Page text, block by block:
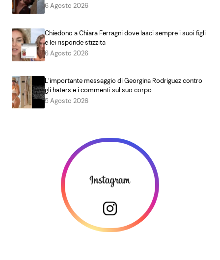
6 Agosto 2026
Chiedono a Chiara Ferragni dove lasci sempre i suoi figli
e lei risponde stizzita
6 Agosto 2026
L’importante messaggio di Georgina Rodriguez contro
gli haters e i commenti sul suo corpo
5 Agosto 2026